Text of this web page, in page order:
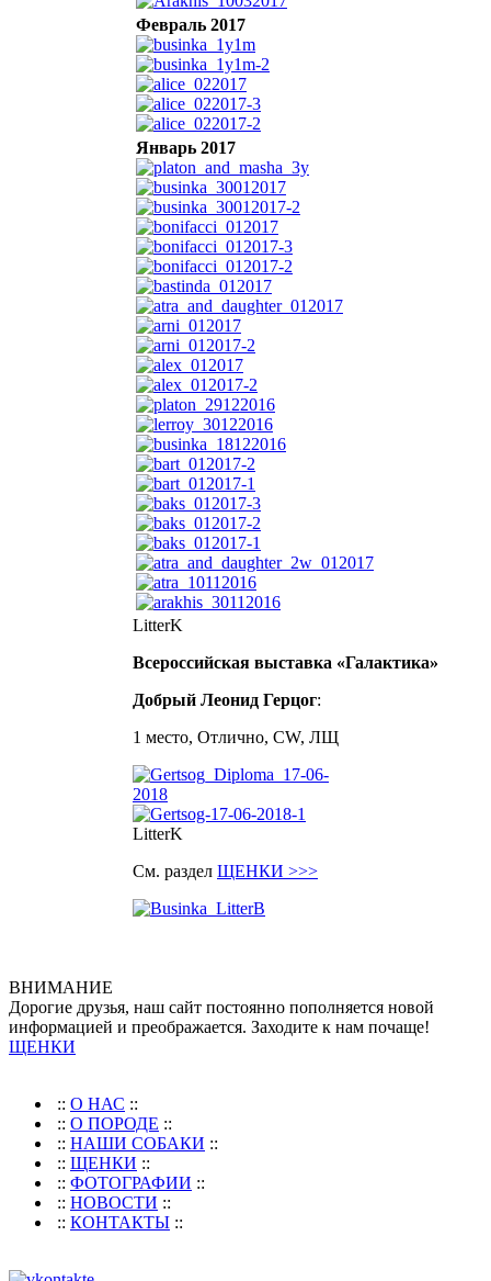
Февраль 2017
Январь 2017
LitterK
Всероссийская выставка «Галактика»
Добрый Леонид Герцог:
1 место, Отлично, CW, ЛЩ
LitterK
См. раздел ЩЕНКИ >>>
ВНИМАНИЕ
Дорогие друзья, наш сайт постоянно пополняется новой
информацией и преображается. Заходите к нам почаще!
ЩЕНКИ
:: О НАС ::
:: О ПОРОДЕ ::
:: НАШИ СОБАКИ ::
:: ЩЕНКИ ::
:: ФОТОГРАФИИ ::
:: НОВОСТИ ::
:: КОНТАКТЫ ::